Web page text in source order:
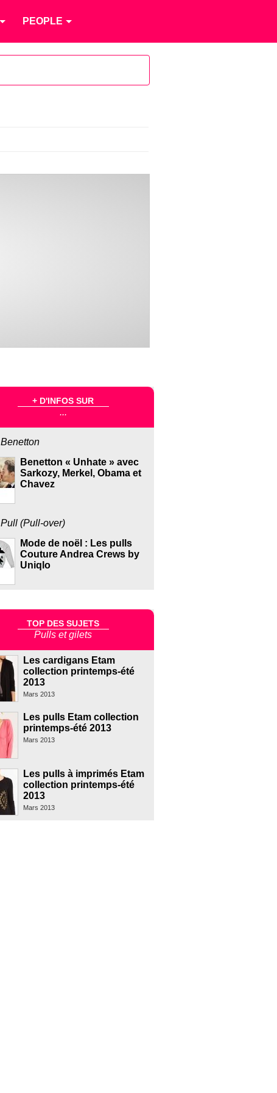
PEOPLE
+ D'INFOS SUR
...
Benetton
Benetton « Unhate » avec
Sarkozy, Merkel, Obama et
Chavez
Pull (Pull-over)
Mode de noël : Les pulls
Couture Andrea Crews by
Uniqlo
TOP DES SUJETS
Pulls et gilets
Les cardigans Etam
collection printemps-été
2013
Mars 2013
Les pulls Etam collection
printemps-été 2013
Mars 2013
Les pulls à imprimés Etam
collection printemps-été
2013
Mars 2013